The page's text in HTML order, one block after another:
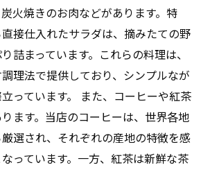
火焼きのお肉などがあります。特
接仕入れたサラダは、摘みたての野
詰まっています。これらの料理は、
理法で提供しており、シンプルなが
っています。 また、コーヒーや紅茶
ます。当店のコーヒーは、世界各地
選され、それぞれの産地の特徴を感
っています。一方、紅茶は新鮮な茶